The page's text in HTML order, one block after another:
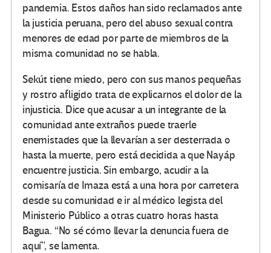
pandemia. Estos daños han sido reclamados ante
la justicia peruana, pero del abuso sexual contra
menores de edad por parte de miembros de la
misma comunidad no se habla.
Sekút tiene miedo, pero con sus manos pequeñas
y rostro afligido trata de explicarnos el dolor de la
injusticia. Dice que acusar a un integrante de la
comunidad ante extraños puede traerle
enemistades que la llevarían a ser desterrada o
hasta la muerte, pero está decidida a que Nayáp
encuentre justicia. Sin embargo, acudir a la
comisaría de Imaza está a una hora por carretera
desde su comunidad e ir al médico legista del
Ministerio Público a otras cuatro horas hasta
Bagua. “No sé cómo llevar la denuncia fuera de
aquí”, se lamenta.